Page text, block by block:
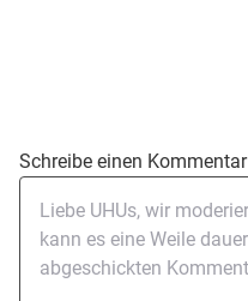
Schreibe einen Kommentar